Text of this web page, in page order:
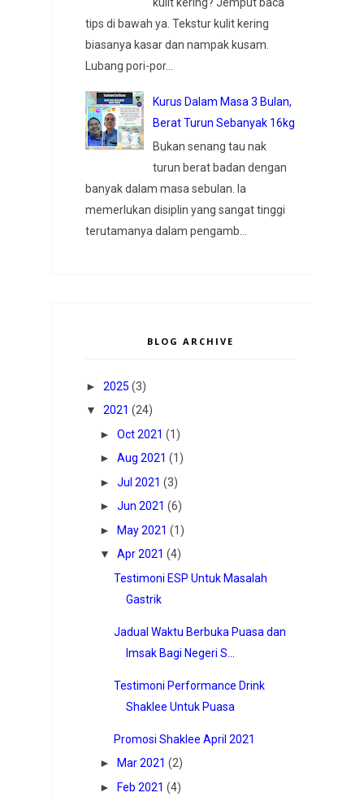
tips di bawah ya. Tekstur kulit kering
biasanya kasar dan nampak kusam.
Lubang pori-por...
Kurus Dalam Masa 3 Bulan,
Berat Turun Sebanyak 16kg
Bukan senang tau nak
turun berat badan dengan
banyak dalam masa sebulan. Ia
memerlukan disiplin yang sangat tinggi
terutamanya dalam pengamb...
BLOG ARCHIVE
► 2025 (3)
▼
2021 (24)
► Oct 2021 (1)
► Aug 2021 (1)
► Jul 2021 (3)
► Jun 2021 (6)
►
May 2021 (1)
▼
Apr 2021 (4)
Testimoni ESP Untuk Masalah
Gastrik
Jadual Waktu Berbuka Puasa dan
Imsak Bagi Negeri S...
Testimoni Performance Drink
Shaklee Untuk Puasa
Promosi Shaklee April 2021
►
Mar 2021 (2)
►
Feb 2021 (4)